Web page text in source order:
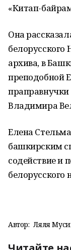
«Китап-
Она
белорусского
архива, в
преподобной
праправнучки
Владимира
Елена
башкирским
содействие и
белорусского
Автор: Ляля